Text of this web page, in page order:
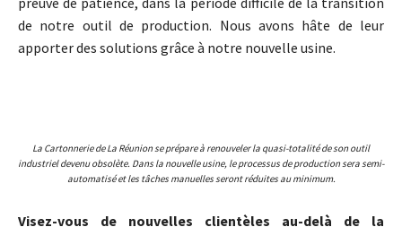
de notre outil de production. Nous avons hâte de leur
apporter des solutions grâce à notre nouvelle usine.
La Cartonnerie de La Réunion se prépare à renouveler la quasi-totalité de son outil
industriel devenu obsolète. Dans la nouvelle usine, le processus de production sera semi-
automatisé et les tâches manuelles seront réduites au minimum.
Visez-vous de nouvelles clientèles au-delà de la